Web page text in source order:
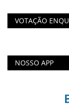
VOTAÇÃO
NOSSO APP